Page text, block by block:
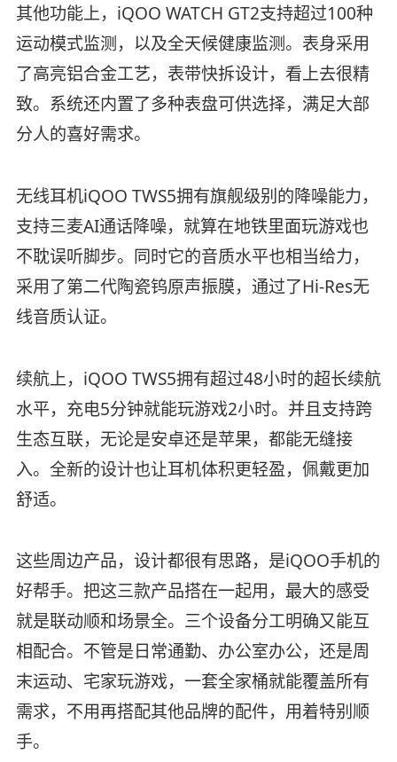
其他功能上，iQOO WATCH GT2支持超过100种
运动模式监测，以及全天候健康监测。表身采用
了高亮铝合金工艺，表带快拆设计，看上去很精
致。系统还内置了多种表盘可供选择，满足大部
分人的喜好需求。
无线耳机iQOO TWS5拥有旗舰级别的降噪能力，
支持三麦AI通话降噪，就算在地铁里面玩游戏也
不耽误听脚步。同时它的音质水平也相当给力，
采用了第二代陶瓷钨原声振膜，通过了Hi-Res无
线音质认证。
续航上，iQOO TWS5拥有超过48小时的超长续航
水平，充电5分钟就能玩游戏2小时。并且支持跨
生态互联，无论是安卓还是苹果，都能无缝接
入。全新的设计也让耳机体积更轻盈，佩戴更加
舒适。
这些周边产品，设计都很有思路，是iQOO手机的
好帮手。把这三款产品搭在一起用，最大的感受
就是联动顺和场景全。三个设备分工明确又能互
相配合。不管是日常通勤、办公室办公，还是周
末运动、宅家玩游戏，一套全家桶就能覆盖所有
需求，不用再搭配其他品牌的配件，用着特别顺
手。